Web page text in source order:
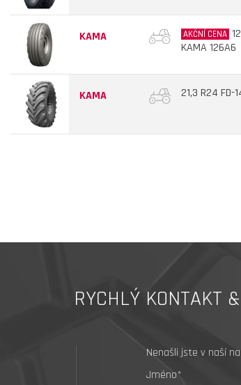
KAMA AKČNÍ CENA
KAMA 126A6
KAMA 21,3 R24 FD-
RYCHLÝ KONTAKT
Nenašli jste v naší
Jméno*